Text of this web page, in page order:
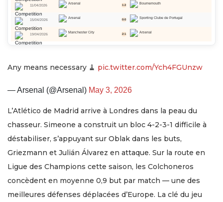
11/04/2026
Arsenal 1:2 Bournemouth
15/04/2026
Arsenal 0:0 Sporting Clube de Portugal
19/04/2026
Manchester City 2:1 Arsenal
Any means necessary 🧹 pic.twitter.com/Ych4FGUnzw
— Arsenal (@Arsenal) May 3, 2026
L’Atlético de Madrid arrive à Londres dans la peau du
chasseur. Simeone a construit un bloc 4-2-3-1 difficile à
déstabiliser, s’appuyant sur Oblak dans les buts,
Griezmann et Julián Álvarez en attaque. Sur la route en
Ligue des Champions cette saison, les Colchoneros
concèdent en moyenne 0,9 but par match — une des
meilleures défenses déplacées d’Europe. La clé du jeu